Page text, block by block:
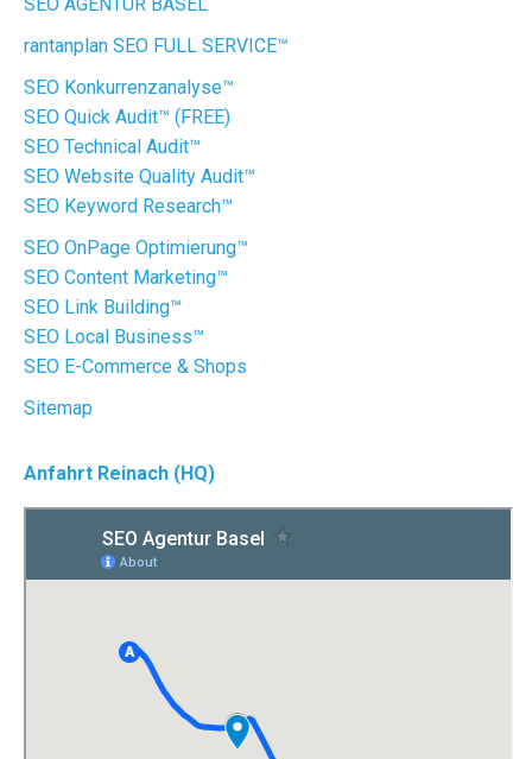
windowwindowwindowwindowwindowwindowwindow
SEO AGENTUR BASEL
rantanplan SEO FULL SERVICE™
SEO Konkurrenzanalyse™
SEO Quick Audit™ (FREE)
SEO Technical Audit™
SEO Website Quality Audit™
SEO Keyword Research™
SEO OnPage Optimierung™
SEO Content Marketing™
SEO Link Building™
SEO Local Business™
SEO E-Commerce & Shops
Sitemap
Anfahrt Reinach (HQ)